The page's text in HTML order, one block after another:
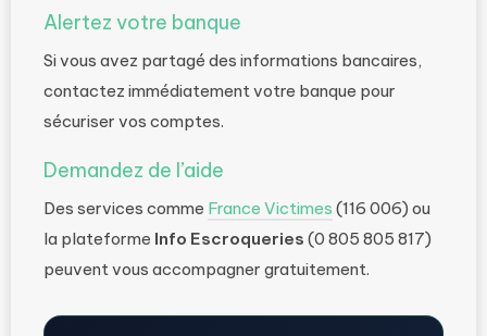
Alertez votre banque
Si vous avez partagé des informations bancaires,
contactez immédiatement votre banque pour
sécuriser vos comptes.
Demandez de l’aide
Des services comme France Victimes (116 006) ou
la plateforme Info Escroqueries (0 805 805 817)
peuvent vous accompagner gratuitement.